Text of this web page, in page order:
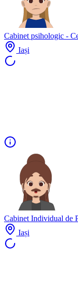
Cabinet psihologic -
Iași
Cabinet Individual de
Iași